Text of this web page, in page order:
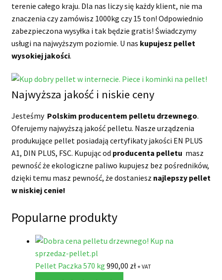
terenie całego kraju. Dla nas liczy się każdy klient, nie ma
znaczenia czy zamówisz 1000kg czy 15 ton! Odpowiednio
zabezpieczona wysyłka i tak będzie gratis! Świadczymy
usługi na najwyższym poziomie. U nas kupujesz pellet
wysokiej jakości.
Najwyższa jakość i niskie ceny
Jesteśmy Polskim producentem pelletu drzewnego.
Oferujemy najwyższą jakość pelletu. Nasze urządzenia
produkujące pellet posiadają certyfikaty jakości EN PLUS
A1, DIN PLUS, FSC. Kupując od producenta pelletu masz
pewność że ekologiczne paliwo kupujesz bez pośredników,
dzięki temu masz pewność, że dostaniesz najlepszy pellet
w niskiej cenie!
Popularne produkty
Pellet Paczka 570 kg 990,00 zł + VAT